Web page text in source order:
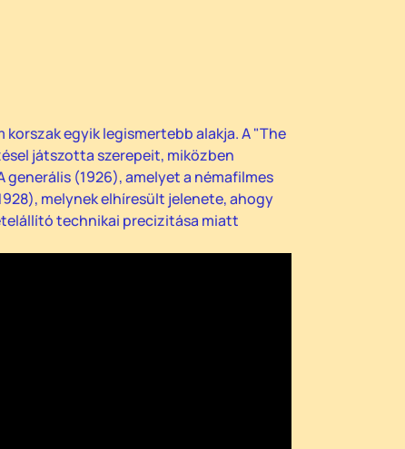
egyik legismertebb alakja. A "The
játszotta szerepeit, miközben
(1926), amelyet a némafilmes
melynek elhíresült jelenete, ahogy
technikai precizitása miatt